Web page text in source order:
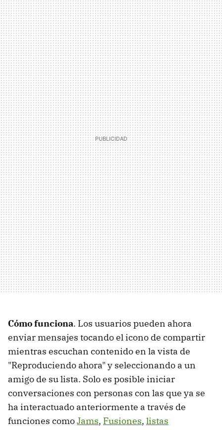
Cómo funciona. Los usuarios pueden ahora
enviar mensajes tocando el icono de compartir
mientras escuchan contenido en la vista de
"Reproduciendo ahora" y seleccionando a un
amigo de su lista. Solo es posible iniciar
conversaciones con personas con las que ya se
ha interactuado anteriormente a través de
funciones comoJams, Fusiones, listas